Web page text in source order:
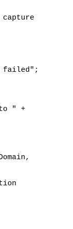
failed";
" +